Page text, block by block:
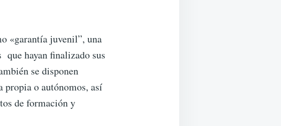
«garantía juvenil”, una
que hayan finalizado sus
se disponen
propia o autónomos, así
de formación y